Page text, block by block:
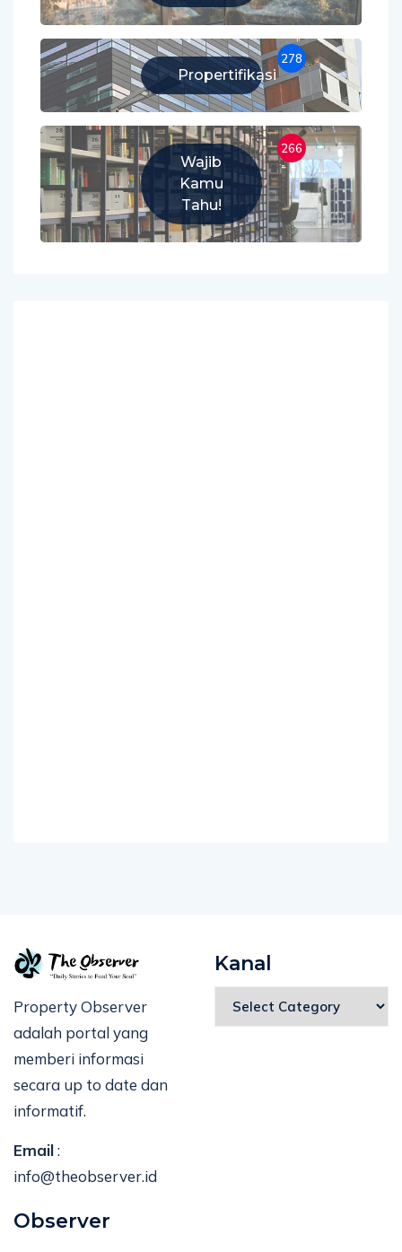
Propertifikasi
278
Wajib
Kamu
Tahu!
266
Property Observer
adalah portal yang
memberi informasi
secara up to date dan
informatif.
Email:
info@theobserver.id
Kanal
Observer